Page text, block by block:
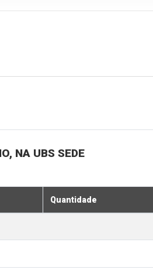
NA UBS SEDE
Quantidade